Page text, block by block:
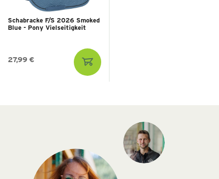
Schabracke F/S 2026 Smoked
Blue - Pony Vielseitigkeit
27,99 €